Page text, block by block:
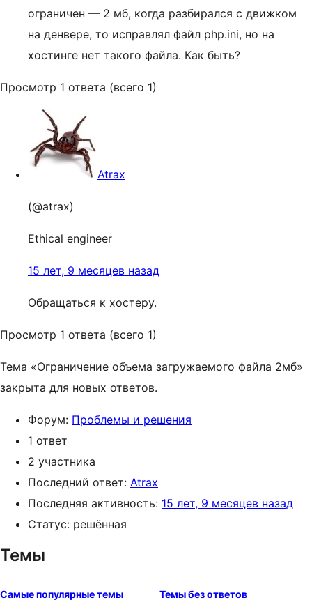
ограничен — 2 мб, когда разбирался с движком
на денвере, то исправлял файл php.ini, но на
хостинге нет такого файла. Как быть?
Просмотр 1 ответа (всего 1)
Atrax
(@atrax)
Ethical engineer
15 лет, 9 месяцев назад
Обращаться к хостеру.
Просмотр 1 ответа (всего 1)
Тема «Ограничение объема загружаемого файла 2мб»
закрыта для новых ответов.
Форум: Проблемы и решения
1 ответ
2 участника
Последний ответ: Atrax
Последняя активность: 15 лет, 9 месяцев назад
Статус: решённая
Темы
Самые популярные темы Темы без ответов